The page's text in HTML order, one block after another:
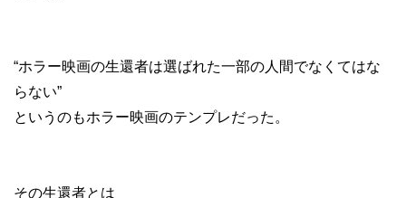
“ホラー映画の生還者は選ばれた一部の人間でなくてはな
らない”
というのもホラー映画のテンプレだった。
その生還者とは